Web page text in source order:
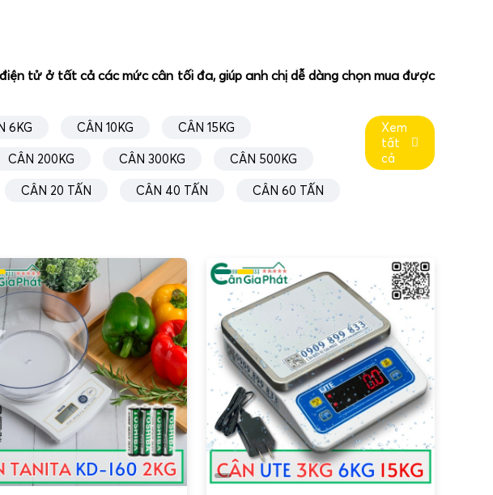
tử ở tất cả các mức cân tối đa, giúp anh chị dễ dàng chọn mua được
6KG CÂN 10KG CÂN 15KG
CÂN 200KG CÂN 300KG CÂN 500KG
CÂN 20 TẤN CÂN 40 TẤN CÂN 60 TẤN
Xem
tất
cả